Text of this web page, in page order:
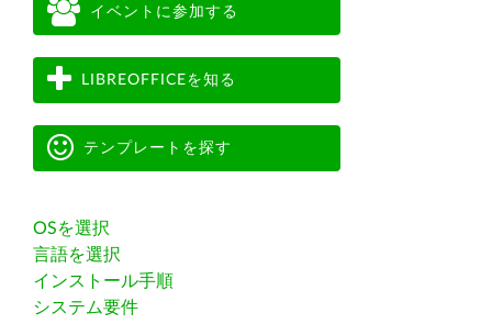
イベントに参加する
LIBREOFFICEを知る
テンプレートを探す
OSを選択
言語を選択
インストール手順
システム要件